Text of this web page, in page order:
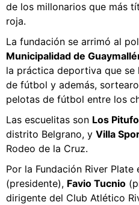
de los millonarios que más
roja.
La fundación se arrimó al
Municipalidad de
la práctica deportiva que se
de fútbol y además,
pelotas de fútbol entre los
Las escuelitas son Los
distrito Belgrano, y Villa
Rodeo de la Cruz.
Por la Fundación River Plate
(presidente), Favio Tucnio
dirigente del Club Atlético